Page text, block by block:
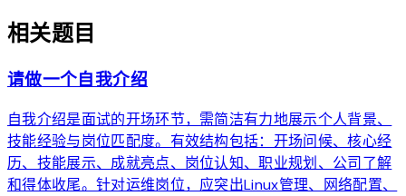
相关题目
请做一个自我介绍
自我介绍是面试的开场环节，需简洁有力地展示个人背景、
技能经验与岗位匹配度。有效结构包括：开场问候、核心经
历、技能展示、成就亮点、岗位认知、职业规划、公司了解
和得体收尾。针对运维岗位，应突出Linux管理、网络配置、